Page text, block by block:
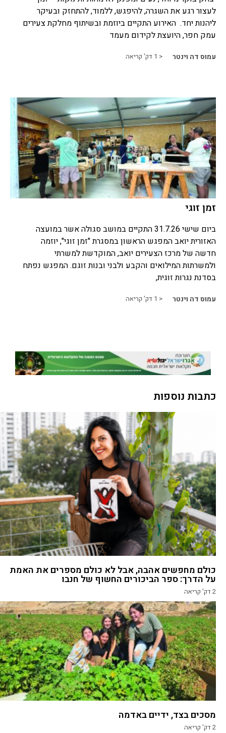
לעצור רגע את השגרה, להיפגש, ללמוד, להתחזק ובעיקר
ליהנות יחד. האירוע התקיים ביוזמת ובשיתוף מחלקת צעירים
עמק חפר, היועצת לקידום מעמד
עמוס דה וינטר < 1 דק' קריאה
זמן זוגי
ביום שישי 31.7.26 התקיים במושב סגולה אשר במועצה
האזורית יואב המפגש הראשון במסגרת "זמן זוגי", יוזמה
חדשה של מרכז הצעירים יואב, המוקדשת למשרתי
ולמשרתות המילואים והקבע ולבני ובנות זוגם. המפגש נפתח
בסדנת נגרות זוגית,
עמוס דה וינטר < 1 דק' קריאה
כתבות נוספות
כולם מחפשים אהבה, אבל לא כולם מספרים את האמת
על הדרך: ספר הביכורים החשוף של חנבו
2דק' קריאה
מסכים בצד, ידיים באדמה
2דק' קריאה